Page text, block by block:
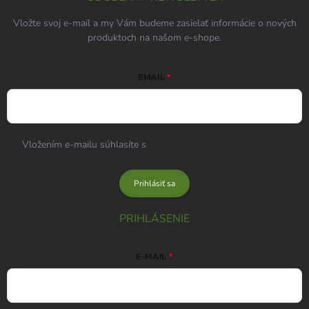
Vložte svoj e-mail a my Vám budeme zasielať informácie o nových
produktoch na našom e-shope.
EMAIL
Vložením e-mailu súhlasíte s
Prihlásiť sa
PRIHLÁSENIE
E-MAIL